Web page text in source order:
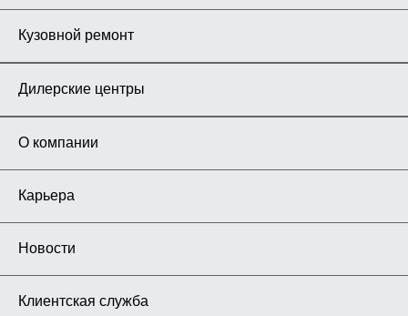
Кузовной ремонт
Дилерские центры
О компании
Карьера
Новости
Клиентская служба